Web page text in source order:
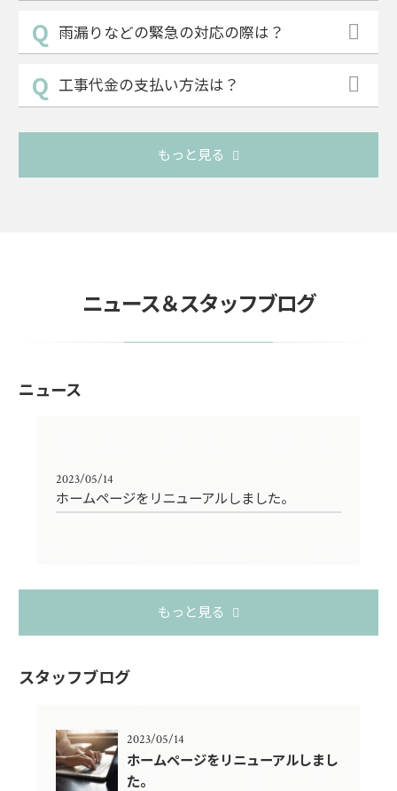
雨漏りなどの緊急の対応の際は？
工事代金の支払い方法は？
もっと見る
ニュース＆スタッフブログ
ニュース
2023/05/14
ホームページをリニューアルしました。
もっと見る
スタッフブログ
2023/05/14
ホームページをリニューアルしまし
た。